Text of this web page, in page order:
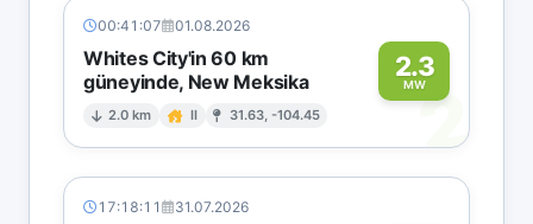
00:41:07 01.08.2026
Whites City'in 60 km
güneyinde, New Meksika
2.0 km II 31.63, -104.45
2.3
MW2
17:18:11 31.07.2026